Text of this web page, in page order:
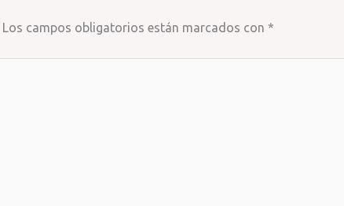
Los campos obligatorios están marcados con *